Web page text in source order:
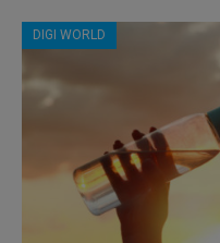
DIGI WORLD